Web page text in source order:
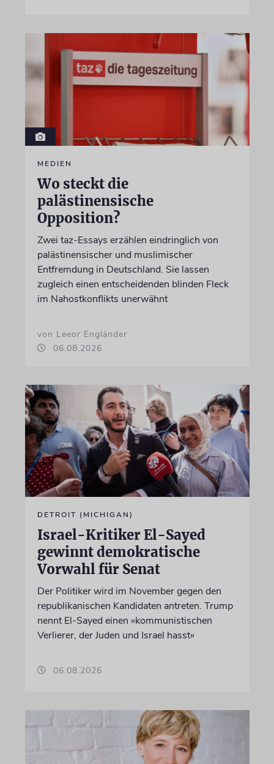
MEDIEN
Wo steckt die
palästinensische
Opposition?
Zwei taz-Essays erzählen eindringlich von
palästinensischer und muslimischer
Entfremdung in Deutschland. Sie lassen
zugleich einen entscheidenden blinden Fleck
im Nahostkonflikts unerwähnt
von Leeor Engländer
06.08.2026
DETROIT (MICHIGAN)
Israel-Kritiker El-Sayed
gewinnt demokratische
Vorwahl für Senat
Der Politiker wird im November gegen den
republikanischen Kandidaten antreten. Trump
nennt El-Sayed einen »kommunistischen
Verlierer, der Juden und Israel hasst«
06.08.2026